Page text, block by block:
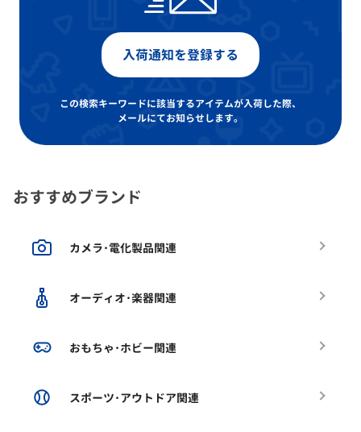
入荷通知を登録する
この検索キーワードに該当するアイテムが入荷した際、
メールにてお知らせします。
おすすめブランド
カメラ･電化製品関連
オーディオ･楽器関連
おもちゃ･ホビー関連
スポーツ･アウトドア関連